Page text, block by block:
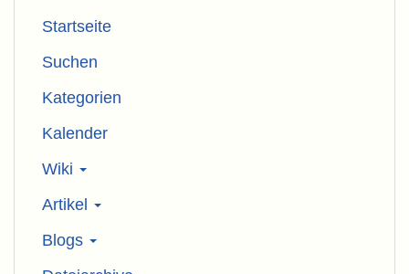
Startseite
Suchen
Kategorien
Kalender
Wiki
Artikel
Blogs